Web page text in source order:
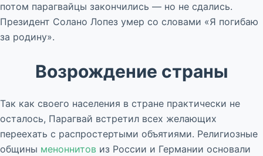
потом парагвайцы закончились — но не сдались.
Президент Солано Лопез умер со словами «Я погибаю
за родину».
Возрождение страны
Так как своего населения в стране практически не
осталось, Парагвай встретил всех желающих
переехать с распростертыми объятиями. Религиозные
общины меноннитов из России и Германии основали